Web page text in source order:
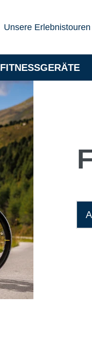
Unsere Erlebnistouren
FITNESSGERÄTE